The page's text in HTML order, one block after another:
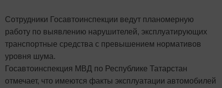
Сотрудники Госавтоинспекции ведут планомерную
работу по выявлению нарушителей, эксплуатирующих
транспортные средства с превышением нормативов
уровня шума.
Госавтоинспекция МВД по Республике Татарстан
отмечает, что имеются факты эксплуатации автомобилей